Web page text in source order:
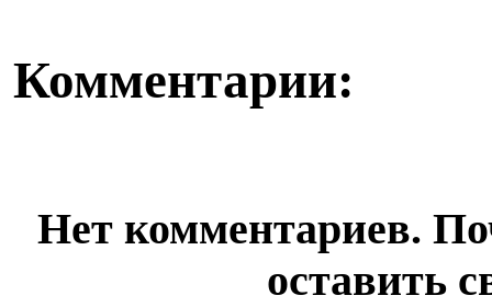
Комментарии:
Нет комментариев.
оставить